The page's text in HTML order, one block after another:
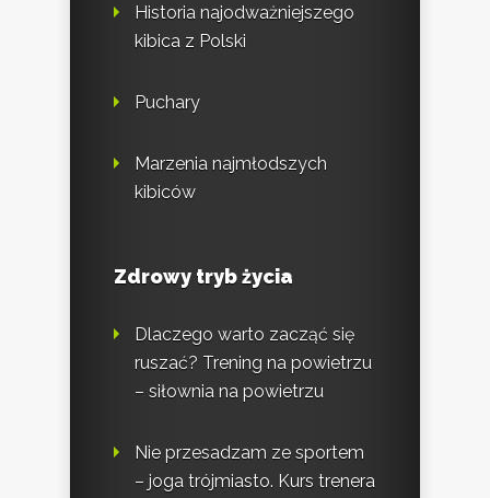
Historia najodważniejszego
kibica z Polski
Puchary
Marzenia najmłodszych
kibiców
Zdrowy tryb życia
Dlaczego warto zacząć się
ruszać? Trening na powietrzu
– siłownia na powietrzu
Nie przesadzam ze sportem
– joga trójmiasto. Kurs trenera